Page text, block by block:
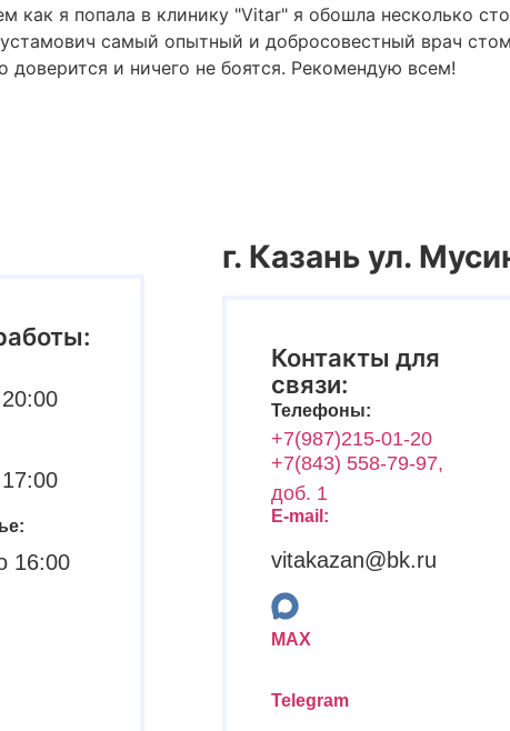
как я попала в клинику "Vitar" я обошла несколько
самый опытный и добросовестный врач
и ничего не боятся. Рекомендую всем!
16:00
г. Казань ул.
Контакты для
связи:
Телефоны:
+7(987)215-01-20
+7(843) 558-79-97,
доб. 1
E-mail:
vitakazan@bk.ru
MAX
Telegram